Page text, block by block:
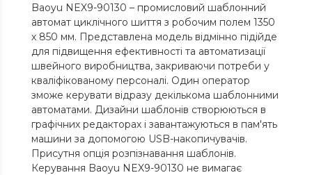
Baoyu NEX9-90130 – промисловий шаблонний
автомат циклічного шиття з робочим полем 1350
х 850 мм. Представлена ​​модель відмінно підійде
для підвищення ефективності та автоматизації
швейного виробництва, закриваючи потреби у
кваліфікованому персоналі. Один оператор
зможе керувати відразу декількома шаблонними
автоматами. Дизайни шаблонів створюються в
графічних редакторах і завантажуються в пам'ять
машини за допомогою USB-накопичувачів.
Присутня опція розпізнавання шаблонів.
Керування Baoyu NEX9-90130 не вимагає